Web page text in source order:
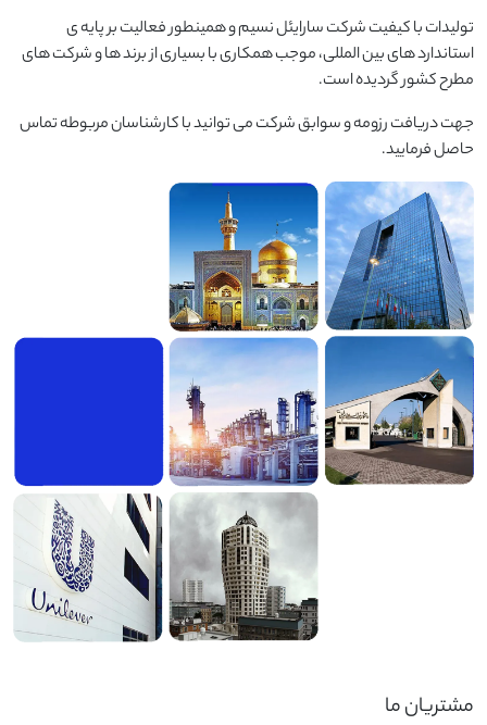
تولیدات با کیفیت شرکت سارایئل نسیم و همینطور فعالیت بر پایه ی
استاندارد های بین المللی، موجب همکاری با بسیاری از برند ها و شرکت های
مطرح کشور گردیده است.
جهت دریافت رزومه و سوابق شرکت می توانید با کارشناسان مربوطه تماس
حاصل فرمایید.
مشتریان ما